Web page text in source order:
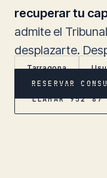
recuperar tu
admite el
desplazarte.
Tarragona
RESERVAR
LLAMAR 952